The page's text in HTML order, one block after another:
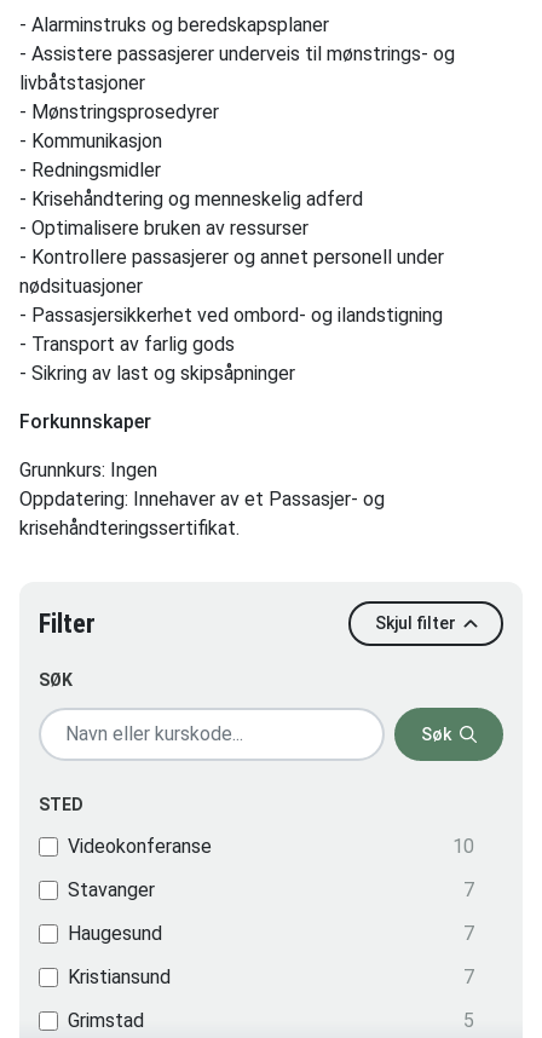
- Alarminstruks og beredskapsplaner
- Assistere passasjerer underveis til mønstrings- og
livbåtstasjoner
- Mønstringsprosedyrer
- Kommunikasjon
- Redningsmidler
- Krisehåndtering og menneskelig adferd
- Optimalisere bruken av ressurser
- Kontrollere passasjerer og annet personell under
nødsituasjoner
- Passasjersikkerhet ved ombord- og ilandstigning
- Transport av farlig gods
- Sikring av last og skipsåpninger
Forkunnskaper
Grunnkurs: Ingen
Oppdatering: Innehaver av et Passasjer- og
krisehåndteringssertifikat.
Filter Skjul filter
SØK
Søk
STED
Videokonferanse
10
Stavanger
7
Haugesund
7
Kristiansund
7
Grimstad
5